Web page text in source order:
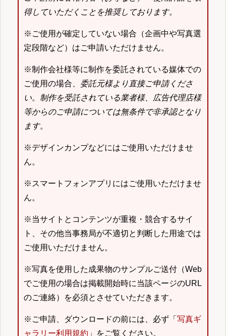
得していただくことを推奨しております。
※ご使用が確定していない場合（企画中や写真選
定段階など）はご申請いただけません。
※制作会社様等に制作を委託されている媒体での
ご使用の場合、 委託元様より直接ご申請くださ
い。 制作を受託されている業者様、広告代理店様
等からのご申請については無条件で非承認となり
ます。
※デザインカンプなどにはご使用いただけませ
ん。
※スマートフォンアプリにはご使用いただけませ
ん。
※当サイトとコンテンツが重複・競合するサイ
ト、その他当事務局が不適切と判断した用途では
ご使用いただけません。
※写真を使用した成果物のサンプルご送付（Web
でご使用の場合は掲載開始時に当該ページのURL
のご連絡）を必須とさせていただきます。
※ご申請、ダウンロードの前には、必ず「 写真ギ
ャラリー利用規約 」をご覧ください。